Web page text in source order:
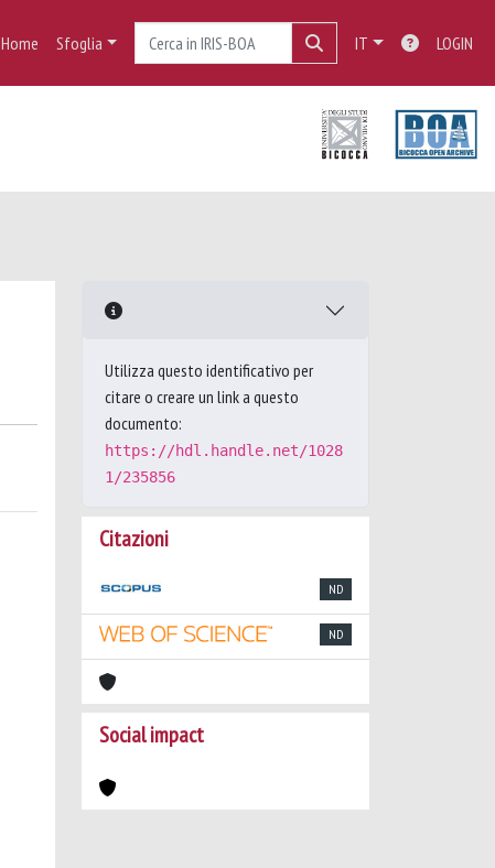
Home Sfoglia IT LOGIN
Utilizza questo identificativo per
citare o creare un link a questo
documento:
https://hdl.handle.net/1028
1/235856
Citazioni
ND
ND
Social impact